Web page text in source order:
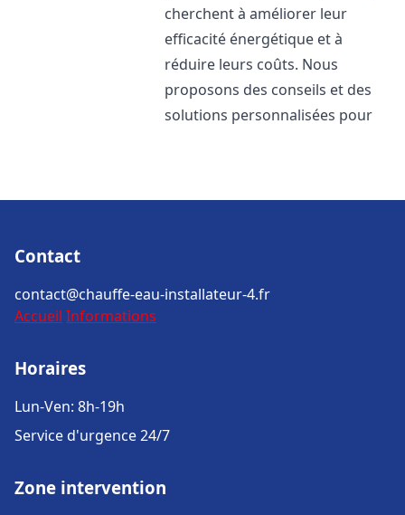
cherchent à améliorer leur
efficacité énergétique et à
réduire leurs coûts. Nous
proposons des conseils et des
solutions personnalisées pour
Contact
contact@chauffe-eau-installateur-4.fr
Accueil Informations
Horaires
Lun-Ven: 8h-19h
Service d'urgence 24/7
Zone intervention